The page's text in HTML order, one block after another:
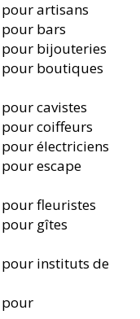
artisans
bars
bijouteries
pour boutiques
cavistes
coiffeurs
électriciens
escape
fleuristes
gîtes
instituts de
pour